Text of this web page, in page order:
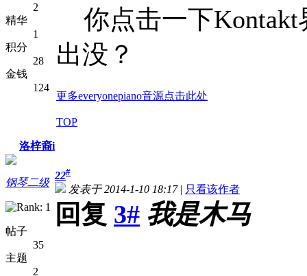
2
精华
1
积分
28
金钱
124
你点击一下Kontakt
出没？
更多everyonepiano音源点击此处
TOP
洛梓裔i
钢琴二级
帖子
35
主题
2
22#
发表于 2014-1-10 18:17| 只看该作者
回复 3# 我是木马